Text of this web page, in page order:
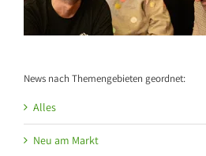
News nach Themengebieten geordnet:
Alles
Neu am Markt